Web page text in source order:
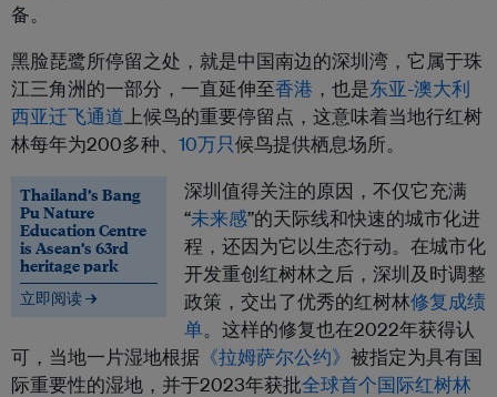
备。
黑脸琵鹭所停留之处，就是中国南边的深圳湾，它属于珠
江三角洲的一部分，一直延伸至香港 ，也是东亚-澳大利
西亚迁飞通道 上候鸟的重要停留点，这意味着当地行红树
林每年为200多种、 10万只候鸟提供栖息场所。
Thailand’s Bang
Pu Nature
Education Centre
is Asean’s 63rd
heritage park
立即阅读 →
深圳值得关注的原因，不仅它充满
“未来感”的天际线和快速的城市化进
程，还因为它以生态行动。在城市化
开发重创红树林之后，深圳及时调整
政策，交出了优秀的红树林修复成绩
单。这样的修复也在2022年获得认
可，当地一片湿地根据 《拉姆萨尔公约》 被指定为具有国
际重要性的湿地，并于2023年获批全球首个国际红树林